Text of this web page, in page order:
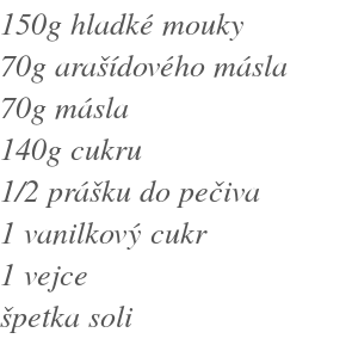
150g hladké mouky
70g arašídového másla
70g másla
140g cukru
1/2 prášku do pečiva
1 vanilkový cukr
1 vejce
špetka soli